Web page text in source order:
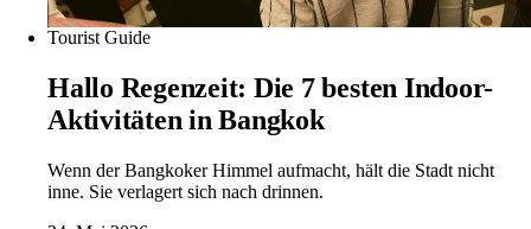
Tourist Guide
Hallo Regenzeit: Die 7 besten Indoor-
Aktivitäten in Bangkok
Wenn der Bangkoker Himmel aufmacht, hält die Stadt nicht
inne. Sie verlagert sich nach drinnen.